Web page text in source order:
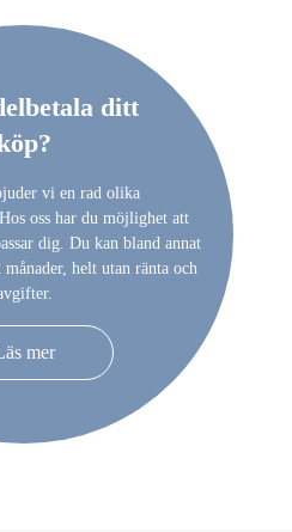
ditt
vi en rad olika
oss har du möjlighet att
dig. Du kan bland annat
helt utan ränta och
mer